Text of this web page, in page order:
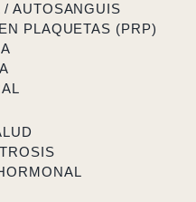
AUTOSANGUIS
PLAQUETAS (PRP)